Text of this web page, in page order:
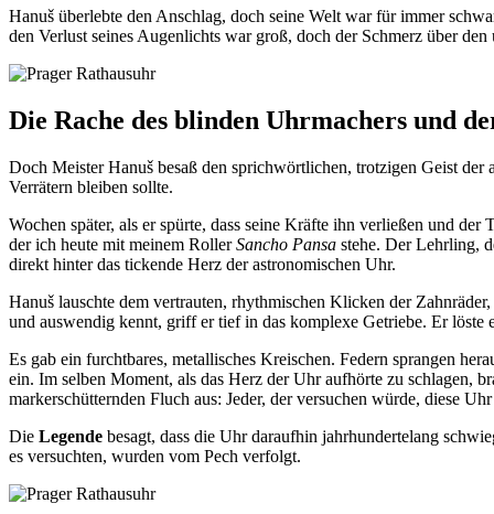
Hanuš überlebte den Anschlag, doch seine Welt war für immer
den Verlust seines Augenlichts war groß, doch der Schmerz über
Die Rache des blinden Uhrmachers und
Doch Meister Hanuš besaß den sprichwörtlichen, trotzigen Geist
Verrätern bleiben sollte.
Wochen später, als er spürte, dass seine Kräfte ihn verließen und
der ich heute mit meinem RollerSancho Pansa stehe. Der Lehrling,
direkt hinter das tickende Herz der astronomischen Uhr.
Hanuš lauschte dem vertrauten, rhythmischen Klicken der
und auswendig kennt, griff er tief in das komplexe Getriebe. Er löste
Es gab ein furchtbares, metallisches Kreischen. Federn sprangen
ein. Im selben Moment, als das Herz der Uhr aufhörte zu schlagen,
markerschütternden Fluch aus: Jeder, der versuchen würde, diese
Die Legende besagt, dass die Uhr daraufhin jahrhundertelang
es versuchten, wurden vom Pech verfolgt.